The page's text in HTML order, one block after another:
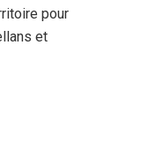
pour
et